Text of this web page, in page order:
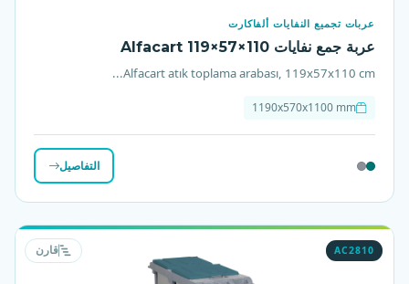
عربات تجميع النفايات ألفاكارت
عربة جمع نفايات Alfacart 119×57×110
Alfacart atık toplama arabası, 119x57x110 cm...
1190x570x1100 mm
التفاصيل
AC2810 قارن